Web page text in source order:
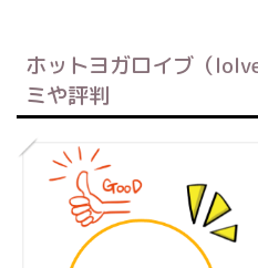
ホットヨガロイブ（
ミや評判